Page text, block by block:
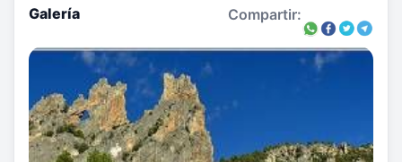
Galería Compartir: